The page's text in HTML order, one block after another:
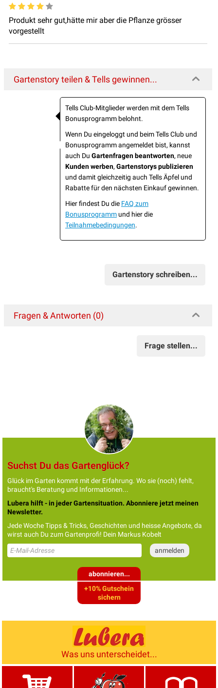
Produkt sehr gut,hätte mir aber die Pflanze grösser
vorgestellt
Gartenstory teilen & Tells gewinnen...
Tells Club-Mitglieder werden mit dem Tells
Bonusprogramm belohnt.
Wenn Du eingeloggt und beim Tells Club und
Bonusprogramm angemeldet bist, kannst
auch Du Gartenfragen beantworten, neue
Kunden werben, Gartenstorys publizieren
und damit gleichzeitig auch Tells Äpfel und
Rabatte für den nächsten Einkauf gewinnen.
Hier findest Du die FAQ zum
Bonusprogramm und hier die
Teilnahmebedingungen.
Gartenstory schreiben...
Fragen & Antworten (0)
Frage stellen...
Suchst Du das Gartenglück?
Glück im Garten kommt mit der Erfahrung. Wo sie (noch) fehlt,
braucht's Beratung und Informationen...
Lubera hilft - in jeder Gartensituation. Abonniere jetzt meinen
Newsletter.
Jede Woche Tipps & Tricks, Geschichten und heisse Angebote, da
wirst auch Du zum Gartenprofi! Dein Markus Kobelt
abonnieren...
+10% Gutschein
sichern
Was uns unterscheidet...